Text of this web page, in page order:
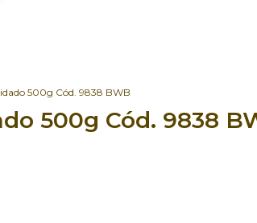
500g Cód. 9838 BWB
500g Cód. 9838